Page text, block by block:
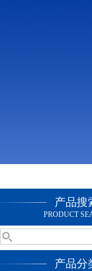
产品搜
PRODUCT
产品分